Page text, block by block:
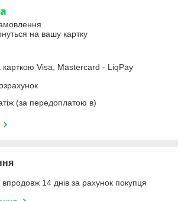
на вашу картку
Visa, Mastercard - LiqPay
(за передоплатою в)
14 днів за рахунок покупця